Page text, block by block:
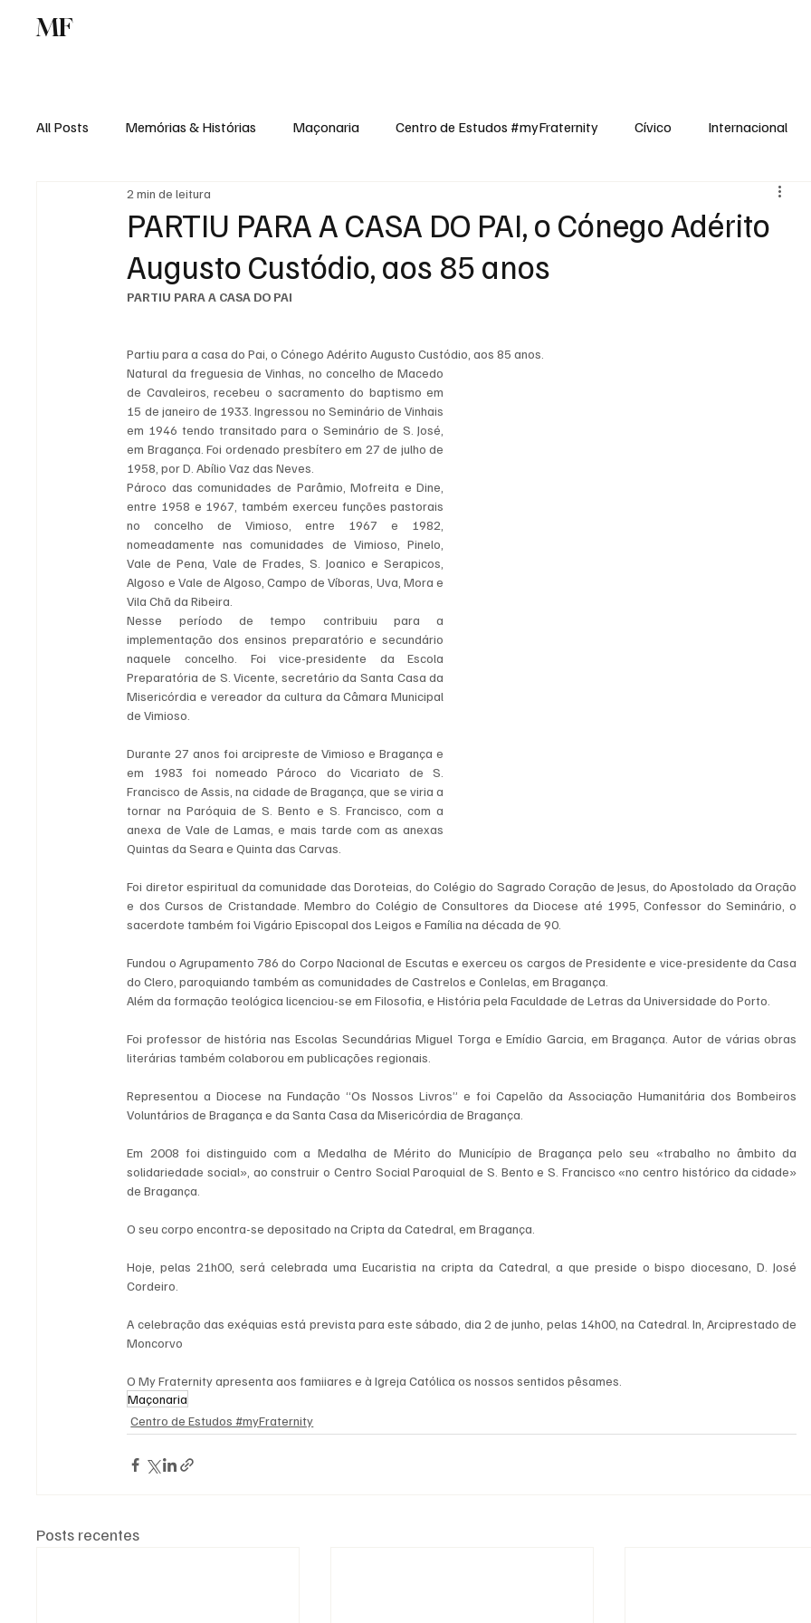
MF
All Posts Memórias & Histórias Maçonaria Centro de Estudos #myFraternity Cívico Internacional
Rádio Digital
PARTIU PARA A CASA DO PAI, o Cónego Adérito
Augusto Custódio, aos 85 anos
2 min de leitura
PARTIU PARA A CASA DO PAI
Partiu para a casa do Pai, o Cónego Adérito Augusto Custódio, aos 85 anos.
Natural da freguesia de Vinhas, no concelho de Macedo
de Cavaleiros, recebeu o sacramento do baptismo em
15 de janeiro de 1933. Ingressou no Seminário de Vinhais
em 1946 tendo transitado para o Seminário de S. José,
em Bragança. Foi ordenado presbítero em 27 de julho de
1958, por D. Abílio Vaz das Neves.
Pároco das comunidades de Parâmio, Mofreita e Dine,
entre 1958 e 1967, também exerceu funções pastorais
no concelho de Vimioso, entre 1967 e 1982,
nomeadamente nas comunidades de Vimioso, Pinelo,
Vale de Pena, Vale de Frades, S. Joanico e Serapicos,
Algoso e Vale de Algoso, Campo de Víboras, Uva, Mora e
Vila Chã da Ribeira.
Nesse período de tempo contribuiu para a
implementação dos ensinos preparatório e secundário
naquele concelho. Foi vice-presidente da Escola
Preparatória de S. Vicente, secretário da Santa Casa da
Misericórdia e vereador da cultura da Câmara Municipal
de Vimioso.
Durante 27 anos foi arcipreste de Vimioso e Bragança e
em 1983 foi nomeado Pároco do Vicariato de S.
Francisco de Assis, na cidade de Bragança, que se viria a
tornar na Paróquia de S. Bento e S. Francisco, com a
anexa de Vale de Lamas, e mais tarde com as anexas
Quintas da Seara e Quinta das Carvas.
Foi diretor espiritual da comunidade das Doroteias, do Colégio do Sagrado Coração de Jesus, do Apostolado da Oração
e dos Cursos de Cristandade. Membro do Colégio de Consultores da Diocese até 1995, Confessor do Seminário, o
sacerdote também foi Vigário Episcopal dos Leigos e Família na década de 90.
Fundou o Agrupamento 786 do Corpo Nacional de Escutas e exerceu os cargos de Presidente e vice-presidente da Casa
do Clero, paroquiando também as comunidades de Castrelos e Conlelas, em Bragança.
Além da formação teológica licenciou-se em Filosofia, e História pela Faculdade de Letras da Universidade do Porto.
Foi professor de história nas Escolas Secundárias Miguel Torga e Emídio Garcia, em Bragança. Autor de várias obras
literárias também colaborou em publicações regionais.
Representou a Diocese na Fundação “Os Nossos Livros” e foi Capelão da Associação Humanitária dos Bombeiros
Voluntários de Bragança e da Santa Casa da Misericórdia de Bragança.
Em 2008 foi distinguido com a Medalha de Mérito do Município de Bragança pelo seu «trabalho no âmbito da
solidariedade social», ao construir o Centro Social Paroquial de S. Bento e S. Francisco «no centro histórico da cidade»
de Bragança.
O seu corpo encontra-se depositado na Cripta da Catedral, em Bragança.
Hoje, pelas 21h00, será celebrada uma Eucaristia na cripta da Catedral, a que preside o bispo diocesano, D. José
Cordeiro.
A celebração das exéquias está prevista para este sábado, dia 2 de junho, pelas 14h00, na Catedral. In, Arciprestado de
Moncorvo
O My Fraternity apresenta aos famiiares e à Igreja Católica os nossos sentidos pêsames.
Maçonaria
Centro de Estudos #myFraternity
Posts recentes